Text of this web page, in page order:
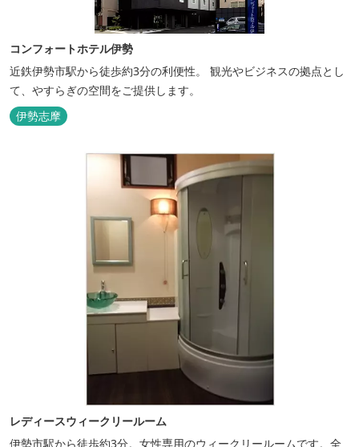
コンフォートホテル伊勢
近鉄伊勢市駅から徒歩約3分の利便性。 観光やビジネスの拠点とし
て、やすらぎの空間をご提供します。
伊勢志摩
レディースウィークリールーム
伊勢市駅から徒歩約3分。女性専用のウィークリールームです。全